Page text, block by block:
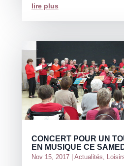
lire plus
CONCERT POUR UN
EN MUSIQUE CE
Nov 15, 2017| Actualités,